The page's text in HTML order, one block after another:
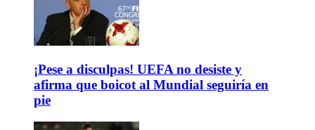
¡Pese a disculpas! UEFA no desiste y
afirma que boicot al Mundial seguiría en
pie